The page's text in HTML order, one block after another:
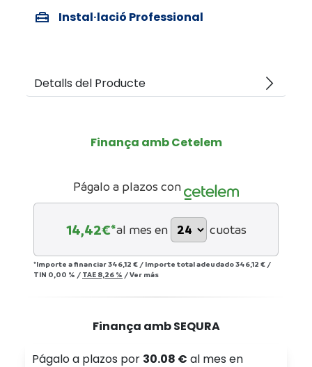
home_repair_service Instal·lació Professional
Detalls del Producte arrow_forward_ios
Finança amb Cetelem
Págalo a plazos con
14,42€*al mes en cuotas
*Importe a financiar346,12 € / Importe total adeudado346,12 € /
TIN 0,00 % / TAE 8,26 % /Ver más
Finança amb SEQURA